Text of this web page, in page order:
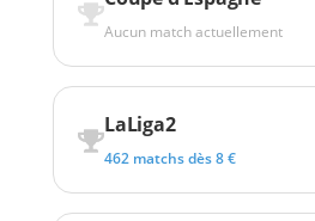
Aucun match actuellement
LaLiga2
462 matchs dès 8 €